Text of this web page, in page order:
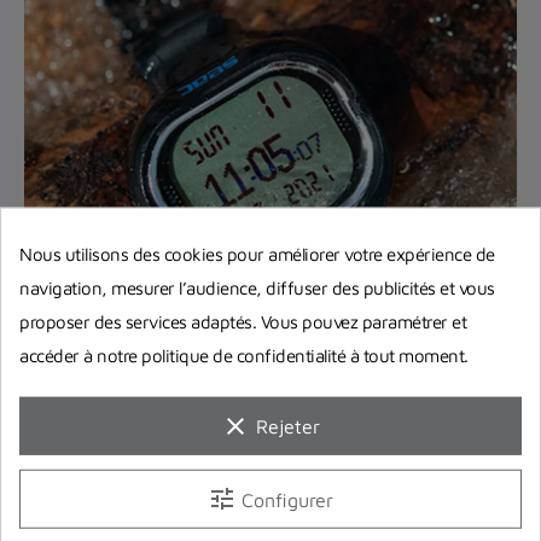
Comment bien choisir son
ordinateur de plongée ?
Pas si simple de choisir son ordinateur de plongée
Nous utilisons des cookies pour améliorer votre expérience de
navigation, mesurer l’audience, diffuser des publicités et vous
proposer des services adaptés. Vous pouvez paramétrer et
accéder à notre politique de confidentialité à tout moment.
clear Rejeter
tune Configurer